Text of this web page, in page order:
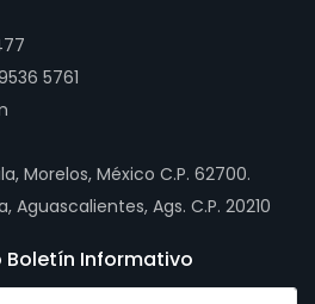
5761
Morelos, México C.P. 62700.
Aguascalientes, Ags. C.P. 20210
Boletín Informativo